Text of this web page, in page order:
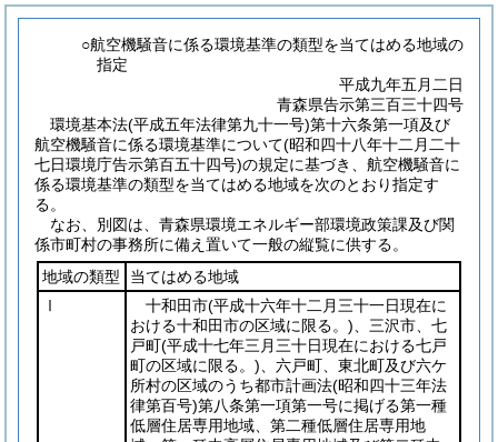
○航空機騒音に係る環境基準の類型を当てはめる地域の
指定
平成九年五月二日
青森県告示第三百三十四号
環境基本法(平成五年法律第九十一号)第十六条第一項及び
航空機騒音に係る環境基準について(昭和四十八年十二月二十
七日環境庁告示第百五十四号)の規定に基づき、航空機騒音に
係る環境基準の類型を当てはめる地域を次のとおり指定す
る。
なお、別図は、青森県環境エネルギー部環境政策課及び関
係市町村の事務所に備え置いて一般の縦覧に供する。
地域の類型
当てはめる地域
Ⅰ
十和田市(平成十六年十二月三十一日現在に
おける十和田市の区域に限る。) 、三沢市、七
戸町(平成十七年三月三十日現在における七戸
町の区域に限る。) 、六戸町、東北町及び六ケ
所村の区域のうち都市計画法(昭和四十三年法
律第百号)第八条第一項第一号に掲げる第一種
低層住居専用地域、第二種低層住居専用地